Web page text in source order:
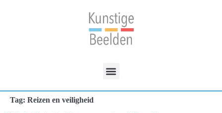
Tag: Reizen en veiligheid